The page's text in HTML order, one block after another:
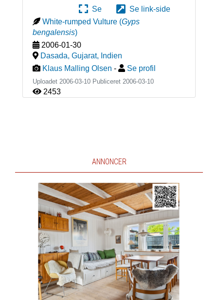
Se
Se link-side
White-rumped Vulture (Gyps
bengalensis)
2006-01-30
Dasada, Gujarat, Indien
Klaus Malling Olsen - Se profil
Uploadet 2006-03-10 Publiceret 2006-03-10
2453
ANNONCER